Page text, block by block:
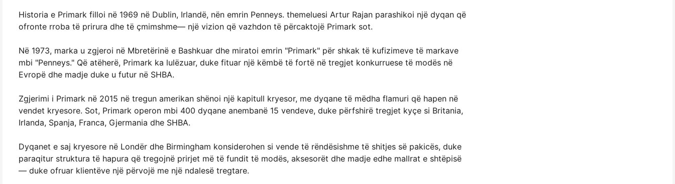
Historia e Primark filloi në 1969 në Dublin, Irlandë, nën emrin Penneys. themeluesi Artur Rajan parashikoi një dyqan që
ofronte rroba të prirura dhe të çmimshme— një vizion që vazhdon të përcaktojë Primark sot.
Në 1973, marka u zgjeroi në Mbretërinë e Bashkuar dhe miratoi emrin "Primark" për shkak të kufizimeve të markave
mbi "Penneys." Që atëherë, Primark ka lulëzuar, duke fituar një këmbë të fortë në tregjet konkurruese të modës në
Evropë dhe madje duke u futur në SHBA.
Zgjerimi i Primark në 2015 në tregun amerikan shënoi një kapitull kryesor, me dyqane të mëdha flamuri që hapen në
vendet kryesore. Sot, Primark operon mbi 400 dyqane anembanë 15 vendeve, duke përfshirë tregjet kyçe si Britania,
Irlanda, Spanja, Franca, Gjermania dhe SHBA.
Dyqanet e saj kryesore në Londër dhe Birmingham konsiderohen si vende të rëndësishme të shitjes së pakicës, duke
paraqitur struktura të hapura që tregojnë prirjet më të fundit të modës, aksesorët dhe madje edhe mallrat e shtëpisë
— duke ofruar klientëve një përvojë me një ndalesë tregtare.